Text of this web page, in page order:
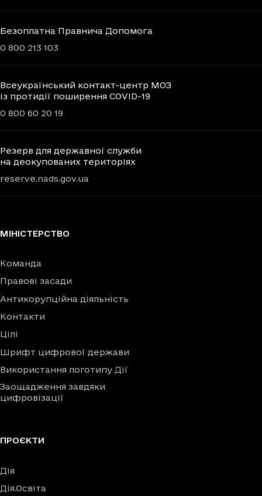
Безоплатна Правнича Допомога
0 800 213 103
Всеукраїнський контакт-центр МОЗ
із протидії поширення COVID-19
0 800 60 20 19
Резерв для державної служби
на деокупованих територіях
reserve.nads.gov.ua
МІНІСТЕРСТВО
Команда
Правові засади
Антикорупційна діяльність
Контакти
Цілі
Шрифт цифрової держави
Використання логотипу Дії
Заощадження завдяки
цифровізації
ПРОЄКТИ
Дія
Дія.Освіта